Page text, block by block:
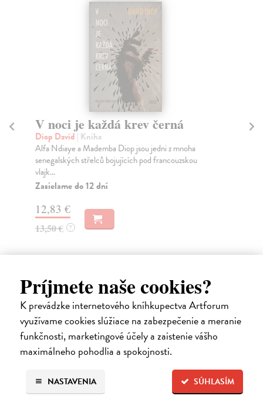
Príjmete naše cookies?
K prevádzke internetového kníhkupectva Artforum
využívame cookies slúžiace na zabezpečenie a meranie
funkčnosti, marketingové účely a zaistenie vášho
maximálneho pohodlia a spokojnosti.
SÚHLASÍM
NASTAVENIA
je každá krev černá
| Kniha
a Mademba Diop jsou jedni z mnoha
střelců bojujících pod francouzskou
do 12 dní
Mladík /
Věřím, že každý
nezadatelné právo být
High-contrast mode
Čitatelia s podobným vkusom si
kúpili aj:
na sklade